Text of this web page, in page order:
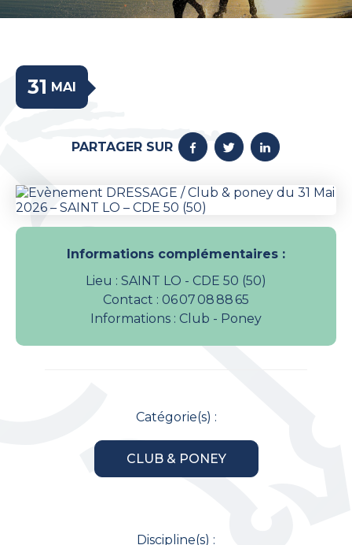
31 MAI
PARTAGER SUR
Informations complémentaires :
Lieu : SAINT LO - CDE 50 (50)
Contact : 06 07 08 88 65
Informations : Club - Poney
Catégorie(s) :
CLUB & PONEY
Discipline(s) :